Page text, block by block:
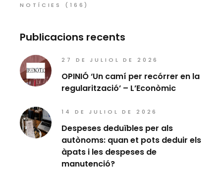
NOTÍCIES
(166)
Publicacions recents
27 DE JULIOL DE 2026
OPINIÓ ‘Un camí per recórrer en la
regularització’ – L’Econòmic
14 DE JULIOL DE 2026
Despeses deduïbles per als
autònoms: quan et pots deduir els
àpats i les despeses de
manutenció?